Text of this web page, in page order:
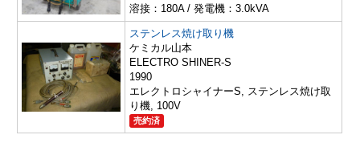
溶接：180A / 発電機：3.0kVA
ステンレス焼け取り機
ケミカル山本
ELECTRO SHINER-S
1990
エレクトロシャイナーS, ステンレス焼け取
り機, 100V
売約済